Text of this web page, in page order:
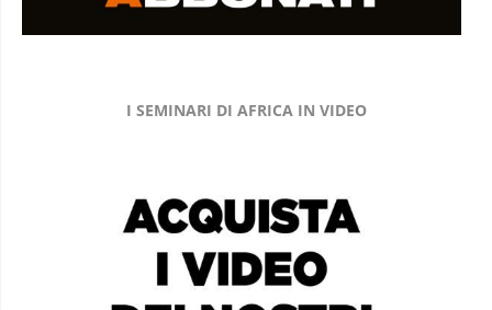
I SEMINARI DI AFRICA IN VIDEO